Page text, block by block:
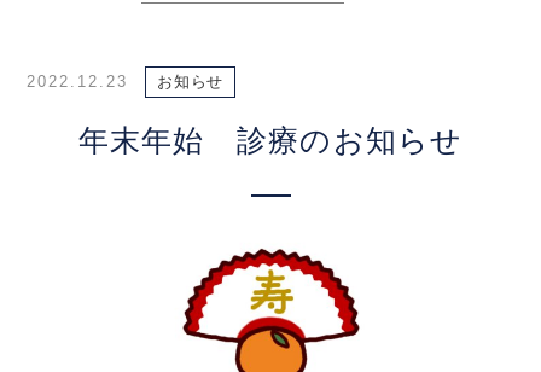
2022.12.23 お知らせ
年末年始 診療のお知らせ